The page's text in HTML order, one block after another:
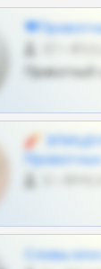
Приватный
🧨
Сливы